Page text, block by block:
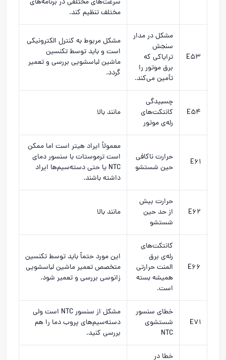
سرعت‌های مختلفی در برنامه‌های
مختلف تنظیم کند.
E53
مشکل در مدار
سنجش
ترایاکی که
برق موتور را
تأمین می‌کند.
مشکل مربوط به کنترل الکترونیکی
است و باید توسط تکنسین
ماشین لباسشویی بررسی و تعمیر
گردد.
E54
چسبیدگی
کانتکت‌های
رله‌ی موتور
مانند بالا
E61
حرارت ناکافی
حین شستشو
معمولاً ایراد هیتر است اما ممکن
است ترموستات با سنسور دمای
NTC یا حتی دسته‌سیم‌ها ایراد
داشته باشند.
E62
حرارت بیش
از حد حین
شستشو
مانند بالا
E66
کانتکت‌های
رله‌ی برق
المنت حرارتی
همیشه بسته
است.
این مورد حتماً باید توسط تکنسین
متخصص تعمیر ماشین لباسشویی
زانوسی بررسی و تعمیر شود.
E71
خطای سنسور
شستشوی
NTC
مشکل از سنسور NTC است ولی
دسته‌سیم‌های پروب دما را هم
بررسی کنید.
خطا در